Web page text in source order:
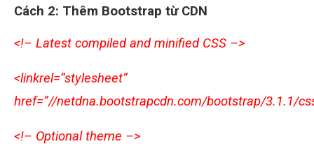
Cách 2: Thêm Bootstrap từ CDN
<!– Latest compiled and minified CSS –>
<linkrel=”stylesheet”
href=”//netdna.bootstrapcdn.com/bootstrap/3.1.1/
<!– Optional theme –>